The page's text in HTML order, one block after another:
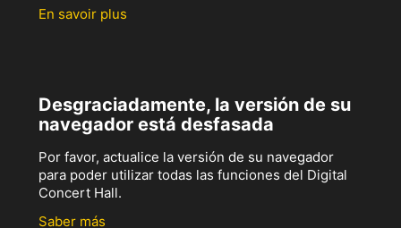
En savoir plus
Desgraciadamente, la versión de su
navegador está desfasada
Por favor, actualice la versión de su navegador
para poder utilizar todas las funciones del Digital
Concert Hall.
Saber más